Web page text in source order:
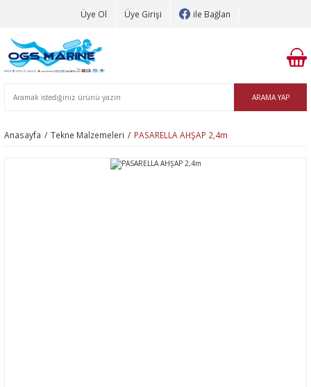
Üye Ol Üye Girişi ile Bağlan
ARAMA YAP
Anasayfa Tekne Malzemeleri PASARELLA AHŞAP 2,4m